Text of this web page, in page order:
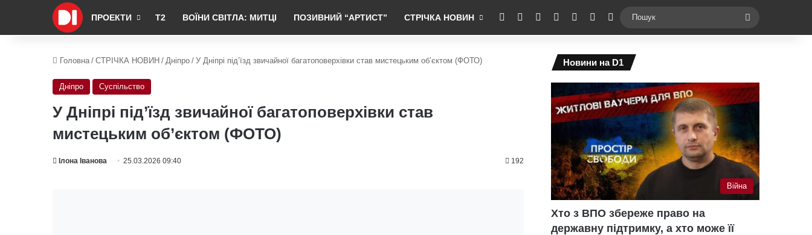
ПРОЕКТИ Т2 ВОЇНИ СВІТЛА: МИТЦІ ПОЗИВНИЙ “АРТИСТ” СТРІЧКА НОВИН RSS Facebook YouTubeInstagramTelegramSwitch skin
Головна / СТРІЧКА НОВИН / Дніпро / У Дніпрі під’їзд звичайної багатоповерхівки став мистецьким об’єктом (ФОТО)
Дніпро Суспільство
У Дніпрі під’їзд звичайної багатоповерхівки став
мистецьким об’єктом (ФОТО)
Ілона Іванова 25.03.2026 09:40 192
Новини на D1
Війна
Хто з ВПО збереже право на
державну підтримку, а хто може її